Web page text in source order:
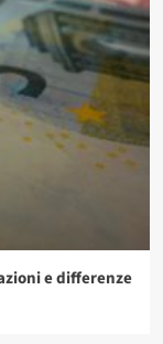
e differenze